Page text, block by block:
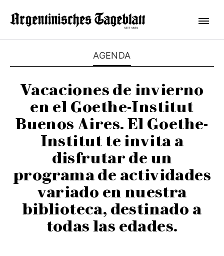
AGENDA
Vacaciones de invierno
en el Goethe-Institut
Buenos Aires. El Goethe-
Institut te invita a
disfrutar de un
programa de actividades
variado en nuestra
biblioteca, destinado a
todas las edades.